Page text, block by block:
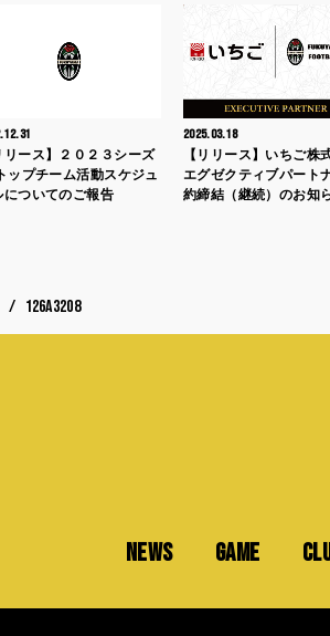
リース】２０２３シーズ
ップチーム活動スケジュ
についてのご報告
2025.03.18
【リリース】いちご株
エグゼクティブパート
約締結（継続）のお知
126A3208
NEWS GAME